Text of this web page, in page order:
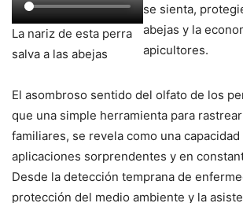
La nariz de esta perra
salva a las abejas
se sienta,
abejas y la
apicultores.
El asombroso sentido del olfato de los
que una simple herramienta para
familiares, se revela como una
aplicaciones sorprendentes y en
Desde la detección temprana de
protección del medio ambiente y la